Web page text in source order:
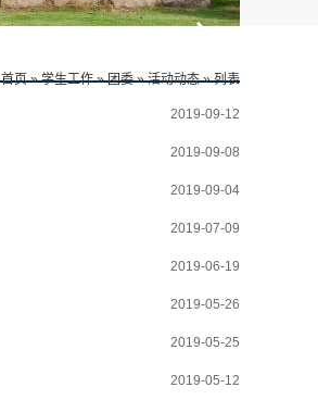
首页»学生工作»团委»活动动态» 列表
2019-09-12
2019-09-08
2019-09-04
2019-07-09
2019-06-19
2019-05-26
2019-05-25
2019-05-12